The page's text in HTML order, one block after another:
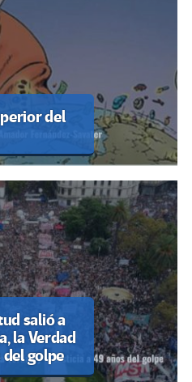
del
salió a
la Verdad
del golpe